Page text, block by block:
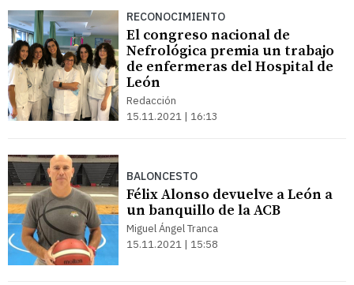
RECONOCIMIENTO
El congreso nacional de
Nefrológica premia un trabajo
de enfermeras del Hospital de
León
Redacción
15.11.2021 | 16:13
BALONCESTO
Félix Alonso devuelve a León a
un banquillo de la ACB
Miguel Ángel Tranca
15.11.2021 | 15:58